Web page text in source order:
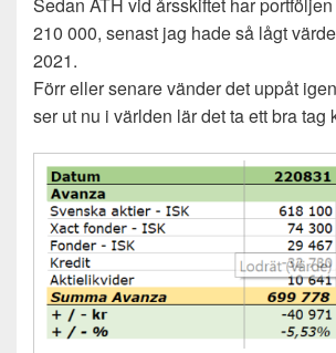
210 000, senast jag hade så lågt
2021.
Förr eller senare vänder det uppåt
ser ut nu i världen lär det ta ett bra tag